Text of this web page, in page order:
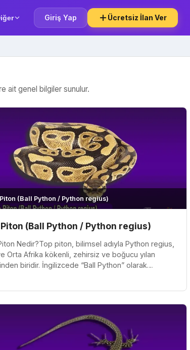
Giriş Yap Ücretsiz İlan Ver
ait genel bilgiler sunulur.
(Ball Python / Python regius)
(Ball Python / Python regius)
Nedir?Top piton, bilimsel adıyla Python regius,
Orta Afrika kökenli, zehirsiz ve boğucu yılan
biridir. İngilizcede “Ball Python” olarak